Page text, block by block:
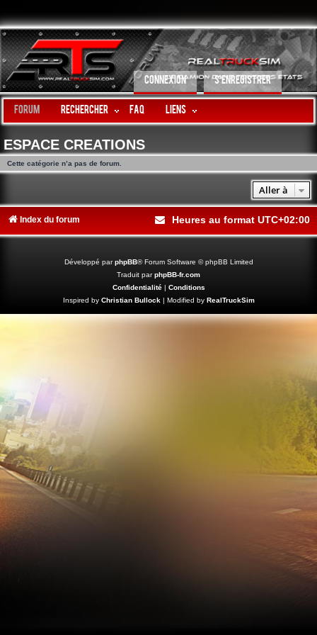
CONNEXION S’ENREGISTRER
Forum Rechercher FAQ LIENS
ESPACE CREATIONS
Cette catégorie n’a pas de forum.
Aller à
Index du forum Heures au format UTC+02:00
Développé parphpBB® Forum Software © phpBB Limited
Traduit parphpBB-fr.com
Confidentialité| Conditions
Inspired by Christian Bullock| Modified by RealTruckSim